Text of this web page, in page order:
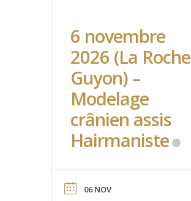
6 novembre
2026 (La Roche
Guyon) –
Modelage
crânien assis
Hairmaniste
06 NOV